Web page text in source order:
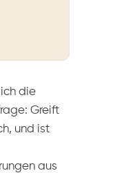
die
Greift
und ist
aus